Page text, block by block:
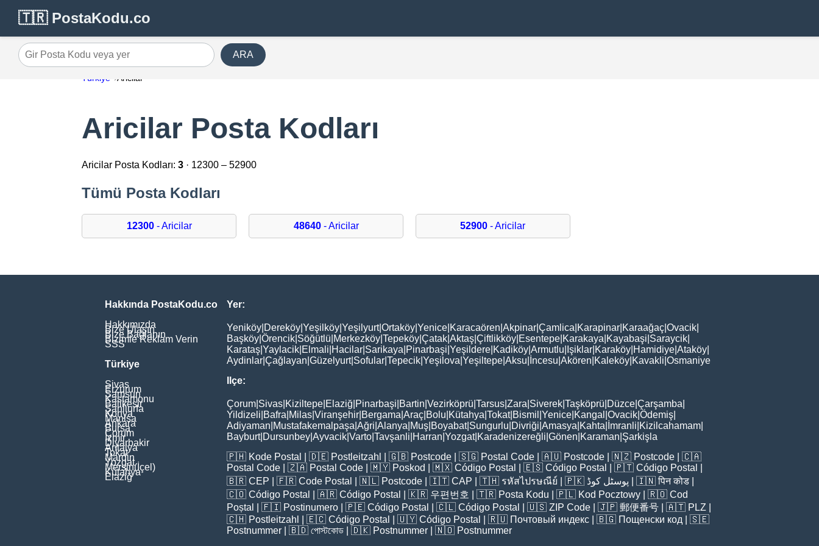
🇹🇷 PostaKodu.co
Gir Posta Kodu veya yer ARA
Türkiye Aricilar
Aricilar Posta Kodları
Aricilar Posta Kodları:3 · 12300 – 52900
Tümü Posta Kodları
12300- Aricilar 48640- Aricilar 52900 - Aricilar
Hakkında PostaKodu.co
Hakkımızda
Bize Ulaşın
Bize Bağlanın
Bizimle Reklam Verin
SSS
Türkiye
Sivas
Erzurum
Samsun
Kastamonu
Balikesir
Şanliurfa
Konya
Manisa
Ankara
Bursa
Çorum
İzmir
Diyarbakir
Antalya
Tokat
Mardin
Yozgat
Mersin(İçel)
Kütahya
Elaziğ
Yer:
Yeniköy Dereköy Yeşilköy Yeşilyurt|Ortaköy Yenice Karacaören Akpinar Çamlica Karapinar Karaağaç Ovacik
Başköy Örencik Söğütlü Merkezköy Tepeköy Çatak Aktaş Çiftlikköy Esentepe Karakaya Kayabaşi Saraycik
Karataş Yaylacik Elmali Hacilar Sarikaya Pinarbaşi Yeşildere Kadiköy Armutlu Işiklar Karaköy Hamidiye Ataköy
Aydinlar Çağlayan Güzelyurt| Sofular Tepecik Yeşilova Yeşiltepe Aksu İncesu Akören Kaleköy Kavakli Osmaniye
Ilçe:
Çorum Sivas Kiziltepe Elaziğ Pinarbaşi Bartin Vezirköprü Tarsus Zara Siverek Taşköprü Düzce Çarşamba
Yildizeli Bafra Milas Viranşehir Bergama Araç Bolu Kütahya Tokat| Bismil Yenice Kangal Ovacik Ödemiş
Adiyaman Mustafakemalpaşa Ağri Alanya Muş Boyabat| Sungurlu Divriği Amasya Kahta İmranli Kizilcahamam
Bayburt| Dursunbey Ayvacik Varto Tavşanli Harran Yozgat| Karadenizereğli Gönen Karaman Şarkişla
🇵🇭 Kode Postal | 🇩🇪 Postleitzahl | 🇬🇧 Postcode | 🇸🇬 Postal Code | 🇦🇺 Postcode | 🇳🇿 Postcode | 🇨🇦
Postal Code | 🇿🇦 Postal Code | 🇲🇾 Poskod | 🇲🇽 Código Postal | 🇪🇸 Código Postal | 🇵🇹 Código Postal
🇧🇷 CEP | 🇫🇷 Code Postal | 🇳🇱 Postcode | 🇮🇹 CAP | 🇹🇭 รหัสไปรษณีย์ | 🇵🇰 پوسٹل کوڈ | 🇮🇳पिन कोड
🇨🇴 Código Postal | 🇦🇷 Código Postal | 🇰🇷 우편번호 | 🇹🇷 Posta Kodu | 🇵🇱 Kod Pocztowy | 🇷🇴 Cod
Poștal
| 🇫🇮 Postinumero | 🇵🇪 Código Postal | 🇨🇱 Código Postal | 🇺🇸 ZIP Code | 🇯🇵 郵便番号 | 🇦🇹 PLZ
🇨🇭 Postleitzahl | 🇪🇨 Código Postal | 🇺🇾 Código Postal | 🇷🇺 Почтовый индекс | 🇧🇬 Пощенски код | 🇸🇪
Postnummer | 🇧🇩 পোস্টকোড | 🇩🇰 Postnummer | 🇳🇴 Postnummer